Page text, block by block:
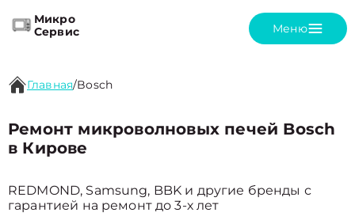
Микро
Сервис
Меню
Главная/Bosch
Ремонт микроволновых печей Bosch
в Кирове
REDMOND, Samsung, BBK и другие бренды с
гарантией на ремонт до 3-х лет